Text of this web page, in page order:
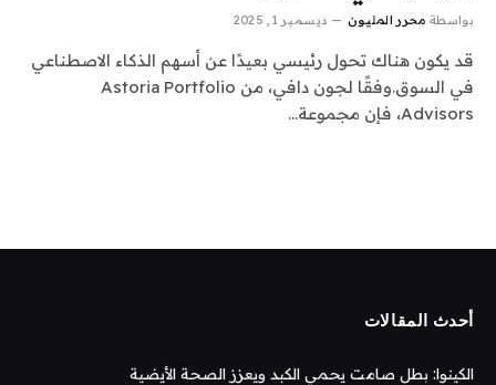
بواسطة محرر المليون ديسمبر 1, 2025
قد يكون هناك تحول رئيسي بعيدًا عن أسهم الذكاء الاصطناعي
في السوق.وفقًا لجون دافي، من Astoria Portfolio
Advisors، فإن مجموعة…
أحدث المقالات
الكينوا: بطل صامت يحمي الكبد ويعزز الصحة الأيضية